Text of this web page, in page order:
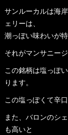
サンルーカルは海
ェリーは、
潮っぽい味わいが
それがマンサニー
この銘柄は塩っぽ
ります。
この塩っぽくて辛
また、バロンのシ
も高いと